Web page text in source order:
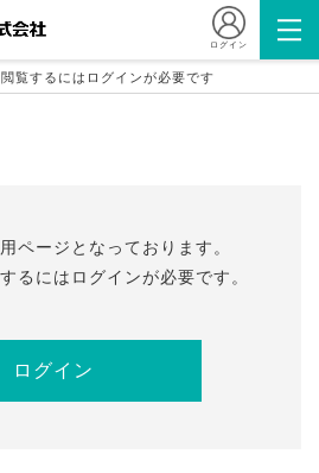
ログイン
覧するにはログインが必要です
ページとなっております。
るにはログインが必要です。
ログイン